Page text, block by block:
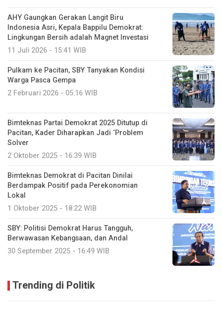
AHY Gaungkan Gerakan Langit Biru
Indonesia Asri, Kepala Bappilu Demokrat:
Lingkungan Bersih adalah Magnet Investasi
11 Juli 2026 - 15:41 WIB
Pulkam ke Pacitan, SBY Tanyakan Kondisi
Warga Pasca Gempa
2 Februari 2026 - 05:16 WIB
Bimteknas Partai Demokrat 2025 Ditutup di
Pacitan, Kader Diharapkan Jadi ‘Problem
Solver
2 Oktober 2025 - 16:39 WIB
Bimteknas Demokrat di Pacitan Dinilai
Berdampak Positif pada Perekonomian
Lokal
1 Oktober 2025 - 18:22 WIB
SBY: Politisi Demokrat Harus Tangguh,
Berwawasan Kebangsaan, dan Andal
30 September 2025 - 16:49 WIB
Trending di Politik